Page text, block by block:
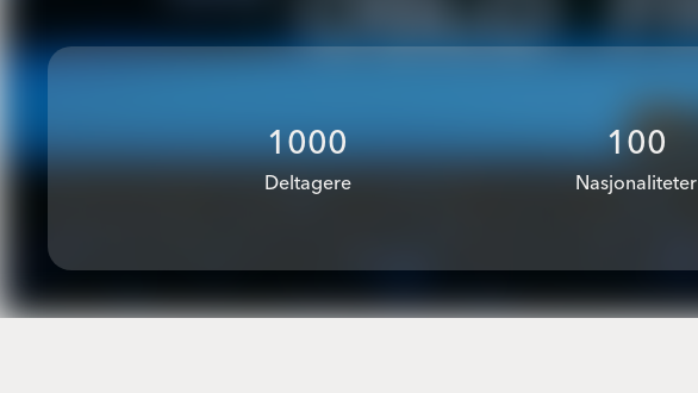
1000
Deltagere
100
Nasjonaliteter